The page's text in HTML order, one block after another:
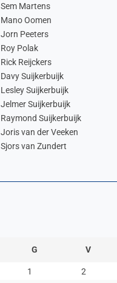
Sem Martens
Mano Oomen
Jorn Peeters
Roy Polak
Rick Reijckers
Davy Suijkerbuijk
Lesley Suijkerbuijk
Jelmer Suijkerbuijk
Raymond Suijkerbuijk
Joris van der Veeken
Sjors van Zundert
G V
1 2